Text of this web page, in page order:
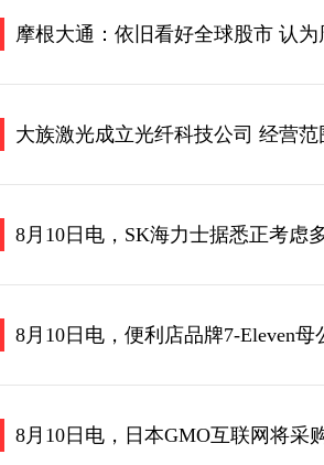
摩根大通：依旧看好全球股市 认
大族激光成立光纤科技公司 经营
8月10日电，SK海力士据悉正考虑
8月10日电，便利店品牌7-Eleven
8月10日电，日本GMO互联网将采